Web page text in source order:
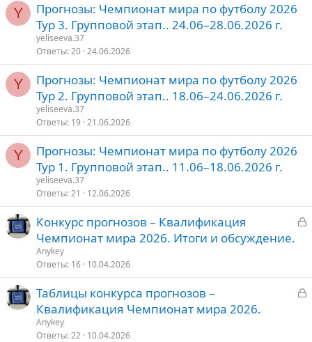
Y
Прогнозы: Чемпионат мира по футболу 2026
Тур 3. Групповой этап.. 24.06–28.06.2026 г.
yeliseeva.37
Ответы 20 24.06.2026
Y
Прогнозы: Чемпионат мира по футболу 2026
Тур 2. Групповой этап.. 18.06–24.06.2026 г.
yeliseeva.37
Ответы 19 21.06.2026
Y
Прогнозы: Чемпионат мира по футболу 2026
Тур 1. Групповой этап.. 11.06–18.06.2026 г.
yeliseeva.37
Ответы 21 12.06.2026
З
т
Конкурс прогнозов – Квалификация
Чемпионат мира 2026. Итоги и обсуждение.
Anykey
Ответы 16 10.04.2026
З
Таблицы конкурса прогнозов –
Квалификация Чемпионат мира 2026.
Anykey
Ответы 22 10.04.2026